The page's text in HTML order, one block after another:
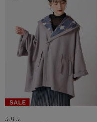
ふりふ